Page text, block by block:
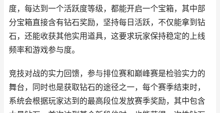
度，每达到一个活跃度等级，都能开启一个宝箱，其中部
分宝箱直接含有钻石奖励，坚持每日活跃，不仅能拿到钻
石，还能收获其他实用道具，这要求玩家保持稳定的上线
频率和游戏参与度。
竞技对战的实力回馈，参与排位赛和巅峰赛是检验实力的
舞台，同时也是获取钻石的途径之一，每个赛季结束时，
系统会根据玩家达到的最高段位发放赛季奖励，其中包含